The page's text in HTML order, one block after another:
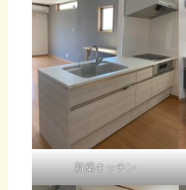
新築キッチン